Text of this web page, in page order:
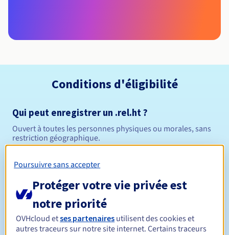
Conditions d'éligibilité
Qui peut enregistrer un .rel.ht ?
Ouvert à toutes les personnes physiques ou morales, sans
restriction géographique.
Règles de gestion et notifications
Durée de réservation Entre 1 et 5 ans
Durée de renouvellement Entre 1 et 5 ans
Poursuivre sans accepter
Protéger votre vie privée est
notre priorité
OVHcloud etses partenaires utilisent des cookies et
autres traceurs sur notre site internet. Certains traceurs